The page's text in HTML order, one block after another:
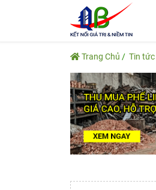
Trang Chủ Tin tức